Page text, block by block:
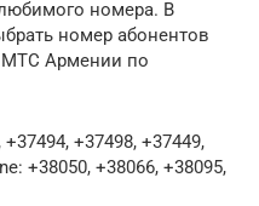
номера. В
номер абонентов
Армении по
+37498, +37449,
+38050, +38066, +38095,